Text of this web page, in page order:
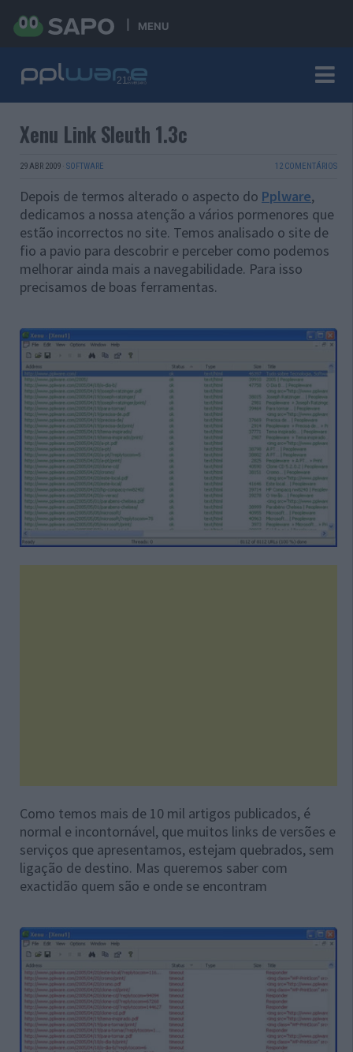
MENU
Xenu Link Sleuth 1.3c
29 ABR 2009 · SOFTWARE 12 COMENTÁRIOS
Depois de termos alterado o aspecto do Pplware,
dedicamos a nossa atenção a vários pormenores que
estão incorrectos no site. Temos analisado o site de
fio a pavio para descobrir e perceber como podemos
melhorar ainda mais a navegabilidade. Para isso
precisamos de boas ferramentas.
Como temos mais de 10 mil artigos publicados, é
normal e incontornável, que muitos links de versões e
serviços que apresentamos, estejam quebrados, sem
ligação de destino. Mas queremos saber com
exactidão quem são e onde se encontram